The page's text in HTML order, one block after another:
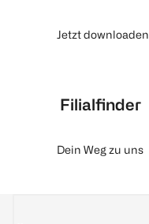
Jetzt downloaden
Filialfinder
Dein Weg zu uns